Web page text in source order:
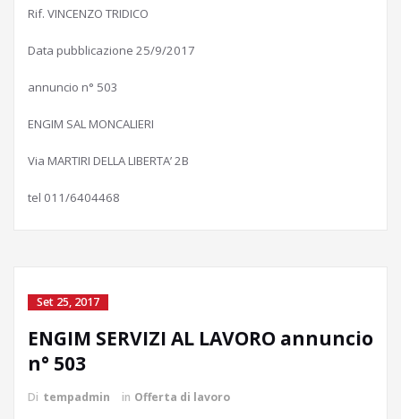
Rif. VINCENZO TRIDICO
Data pubblicazione 25/9/2017
annuncio n° 503
ENGIM SAL MONCALIERI
Via MARTIRI DELLA LIBERTA’ 2B
tel 011/6404468
Set 25, 2017
ENGIM SERVIZI AL LAVORO annuncio
n° 503
Di tempadmin in Offerta di lavoro